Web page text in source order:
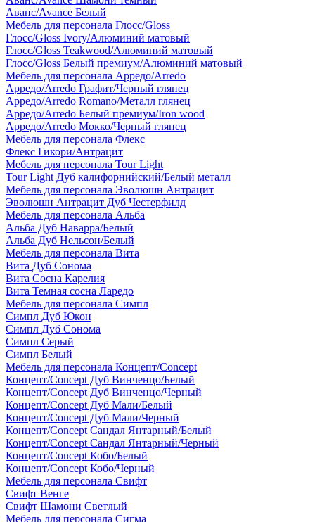
Аванс/Avance Белый
Мебель для персонала Глосс/Gloss
Глосс/Gloss Ivory/Алюминий матовый
Глосс/Gloss Teakwood/Алюминий матовый
Глосс/Gloss Белый премиум/Алюминий матовый
Мебель для персонала Арредо/Arredo
Арредо/Arredo Графит/Черный глянец
Арредо/Arredo Romano/Металл глянец
Арредо/Arredo Белый премиум/Iron wood
Арредо/Arredo Мокко/Черный глянец
Мебель для персонала Флекс
Флекс Гикори/Антрацит
Мебель для персонала Tour Light
Tour Light Дуб калифорнийский/Белый металл
Мебель для персонала Эволюшн Антрацит
Эволюшн Антрацит Дуб Честерфилд
Мебель для персонала Альба
Альба Дуб Наварра/Белый
Альба Дуб Нельсон/Белый
Мебель для персонала Вита
Вита Дуб Сонома
Вита Сосна Карелия
Вита Темная сосна Ларедо
Мебель для персонала Симпл
Симпл Дуб Юкон
Симпл Дуб Сонома
Симпл Серый
Симпл Белый
Мебель для персонала Концепт/Concept
Концепт/Concept Дуб Винченцо/Белый
Концепт/Concept Дуб Винченцо/Черный
Концепт/Concept Дуб Мали/Белый
Концепт/Concept Дуб Мали/Черный
Концепт/Concept Сандал Янтарный/Белый
Концепт/Concept Сандал Янтарный/Черный
Концепт/Concept Кобо/Белый
Концепт/Concept Кобо/Черный
Мебель для персонала Свифт
Свифт Венге
Свифт Шамони Светлый
Мебель для персонала Сигма